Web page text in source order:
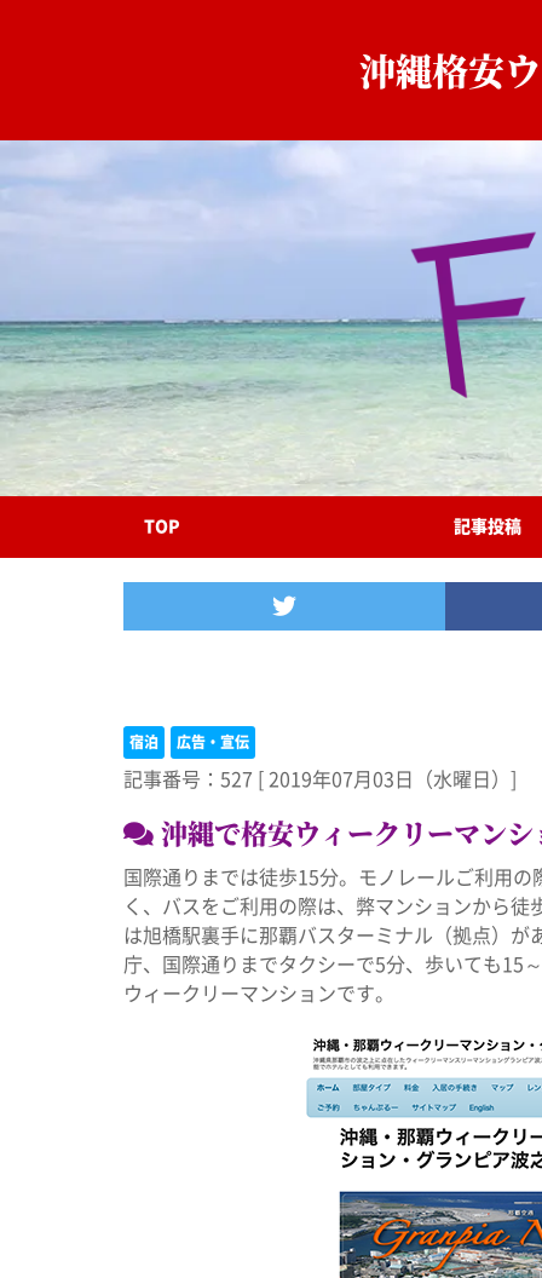
沖縄格安
TOP 記事投稿
宿泊 広告・宣伝
記事番号：527 2019年07月03日（水曜日）]
沖縄で格安ウィークリーマン
国際通りまでは徒歩15分。モノレールご利用
く、バスをご利用の際は、弊マンションから
は旭橋駅裏手に那覇バスターミナル（拠点）
庁、国際通りまでタクシーで5分、歩いても15
ウィークリーマンションです。